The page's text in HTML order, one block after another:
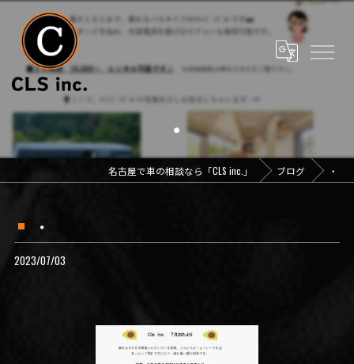
・
名古屋で車の相談なら「CLS inc.」 ブログ ・
・
2023/07/03